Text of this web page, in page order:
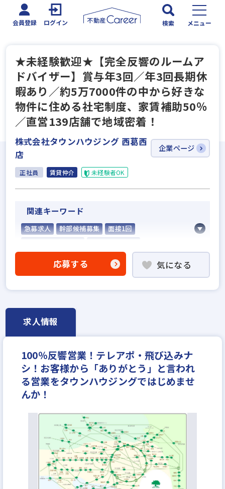
会員登録 ログイン 検索 メニュー
★未経験歓迎★【完全反響のルームア
ドバイザー】賞与年3回／年3回長期休
暇あり／約5万7000件の中から好きな
物件に住める社宅制度、家賃補助50％
／直営139店舗で地域密着！
株式会社タウンハウジング 西葛西
店
企業ページ
正社員 賃貸仲介 未経験者OK
関連キーワード
急募求人 幹部候補募集
面接1回
不動産売買仲介経験者歓迎
既卒・第2新卒歓迎
成果給が充実
設立30年以上
学歴不問
宅建取引士歓迎
社宅・家賃補助あり
資格支援制度あり
研修制度あり
転勤なし
残業少ない
女性が活躍中
ノルマ無し
離職率5％以下
平均年齢20代
応募する 気になる
求人情報
100％反響営業！テレアポ・飛び込みナ
シ！お客様から「ありがとう」と言われ
る営業をタウンハウジングではじめませ
んか！